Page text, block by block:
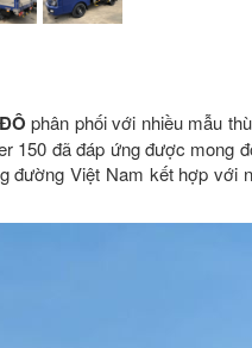
phân phối với nhiều mẫu
150 đã đáp ứng được
đường Việt Nam kết hợp